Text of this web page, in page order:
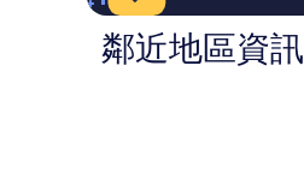
鄰近地區資訊